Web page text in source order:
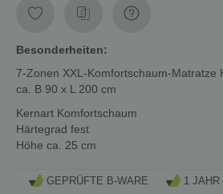
Besonderheiten:
7-Zonen XXL-Komfortschaum-Matratze
ca. B 90 x L 200 cm
Kernart Komfortschaum
Härtegrad fest
Höhe ca. 25 cm
GEPRÜFTE B-WARE
1 JAHR